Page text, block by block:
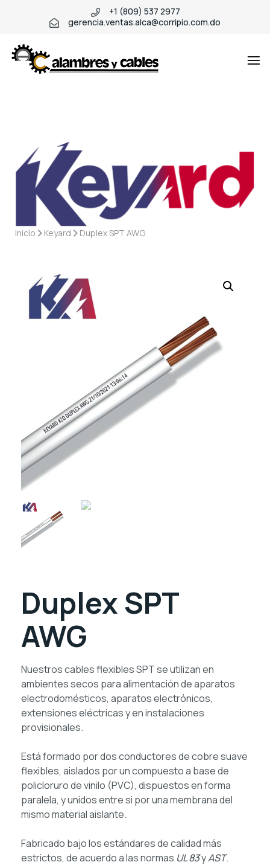
+1 (809) 537 2977
gerencia.ventas.alca@corripio.com.do
Inicio Keyard Duplex SPT AWG
Duplex SPT
AWG
Nuestros cables flexibles SPT se utilizan en
ambientes secos para alimentación de aparatos
electrodomésticos, aparatos electrónicos,
extensiones eléctricas y en instalaciones
provisionales.
Está formado por dos conductores de cobre suave
flexibles, aislados por un compuesto a base de
policloruro de vinilo (PVC), dispuestos en forma
paralela, y unidos entre si por una membrana del
mismo material aislante.
Fabricado bajo los estándares de calidad más
estrictos, de acuerdo a las normas UL 83yAST.